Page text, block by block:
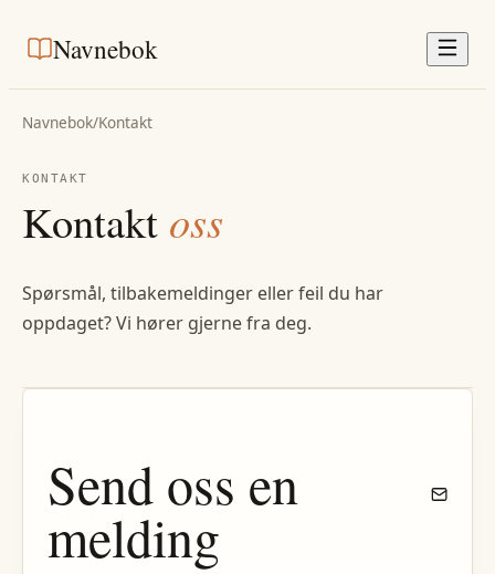
Navnebok
Navnebok/Kontakt
KONTAKT
Kontakt oss
Spørsmål, tilbakemeldinger eller feil du har
oppdaget? Vi hører gjerne fra deg.
Send oss en
melding